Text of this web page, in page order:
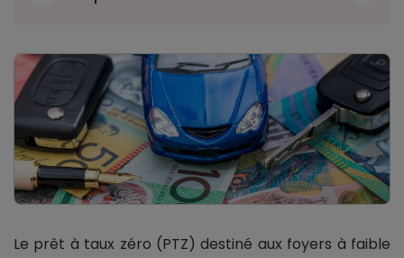
Le prêt à taux zéro (PTZ) destiné aux foyers à faible